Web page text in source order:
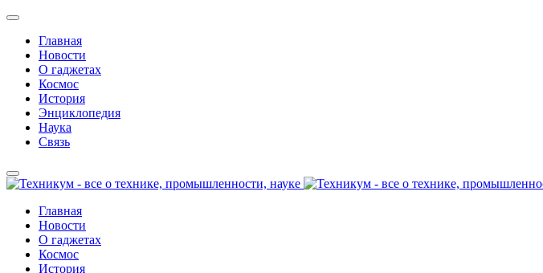
Главная
Новости
О гаджетах
Космос
История
Энциклопедия
Наука
Связь
Главная
Новости
О гаджетах
Космос
История